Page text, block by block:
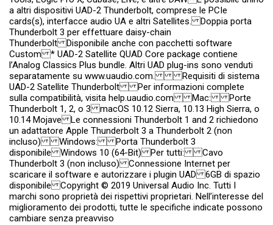
a altri dispositivi UAD-2 Thunderbolt, comprese le PCIe
cards(s), interfacce audio UA e altri Satellites. Doppia porta
Thunderbolt 3 per effettuare daisy-chain
Thunderbolt Disponibile anche con pacchetti software
Custom * UAD-2 Satellite QUAD Core package contiene
l’Analog Classics Plus bundle. Altri UAD plug-ins sono venduti
separatamente su www.uaudio.com. Requisiti di sistema
UAD-2 Satellite Thunderbolt Per informazioni complete
sulla compatibilità, visita help.uaudio.com Mac: Porte
Thunderbolt 1, 2, o 3 macOS 10.12 Sierra, 10.13 High Sierra, o
10.14 Mojave Le connessioni Thunderbolt 1 and 2 richiedono
un adattatore Apple Thunderbolt 3 a Thunderbolt 2 (non
incluso) Windows: Porta Thunderbolt 3
disponibile Windows 10 (64-Bit) Per tutti: Cavo
Thunderbolt 3 (non incluso) Connessione Internet per
scaricare il software e autorizzare i plugin UAD 6GB di spazio
disponibile Copyright © 2019 Universal Audio Inc. Tutti I
marchi sono proprietà dei rispettivi proprietari. Nell’interesse del
miglioramento dei prodotti, tutte le specifiche indicate possono
cambiare senza preavviso